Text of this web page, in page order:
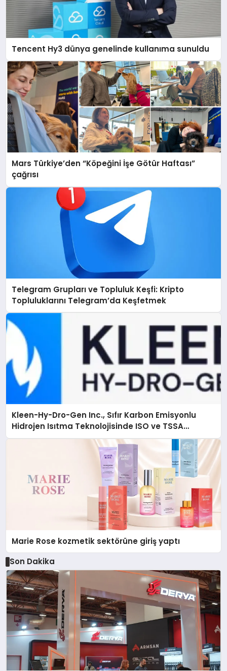
Tencent Hy3 dünya genelinde kullanıma sunuldu
Mars Türkiye’den “Köpeğini İşe Götür Haftası”
çağrısı
Telegram Grupları ve Topluluk Keşfi: Kripto
Topluluklarını Telegram’da Keşfetmek
Kleen-Hy-Dro-Gen Inc., Sıfır Karbon Emisyonlu
Hidrojen Isıtma Teknolojisinde ISO ve TSSA
Düzenleyici Onaylarını Aldı
Marie Rose kozmetik sektörüne giriş yaptı
Son Dakika